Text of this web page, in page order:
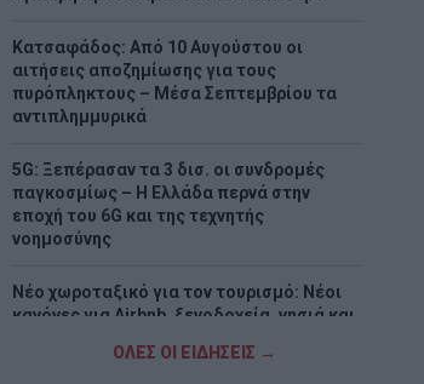
Κατσαφάδος: Από 10 Αυγούστου οι
αιτήσεις αποζημίωσης για τους
πυρόπληκτους – Μέσα Σεπτεμβρίου τα
αντιπλημμυρικά
5G: Ξεπέρασαν τα 3 δισ. οι συνδρομές
παγκοσμίως – Η Ελλάδα περνά στην
εποχή του 6G και της τεχνητής
νοημοσύνης
Νέο χωροταξικό για τον τουρισμό: Νέοι
κανόνες για Airbnb, ξενοδοχεία, νησιά και
ΟΛΕΣ ΟΙ ΕΙΔΗΣΕΙΣ →